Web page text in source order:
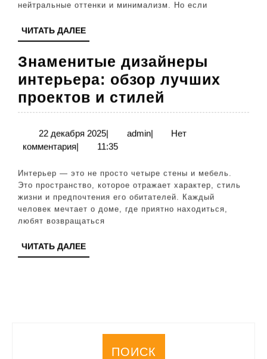
нейтральные оттенки и минимализм. Но если
ЧИТАТЬ ДАЛЕЕЧИТАТЬ
ДАЛЕЕ
Знаменитые дизайнеры
интерьера: обзор лучших
проектов и стилей
дизайнеры
интерьера:
лучших
проектов
и
22 декабря 202522
декабря
| adminadmin
|
Нет
комментария| 11:35
Интерьер — это не просто четыре стены и мебель.
Это пространство, которое отражает характер, стиль
жизни и предпочтения его обитателей. Каждый
человек мечтает о доме, где приятно находиться,
любят возвращаться
ЧИТАТЬ ДАЛЕЕЧИТАТЬ
ДАЛЕЕ
ПОИСК